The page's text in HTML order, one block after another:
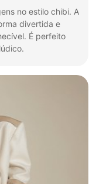
no estilo chibi. A
divertida e
É perfeito